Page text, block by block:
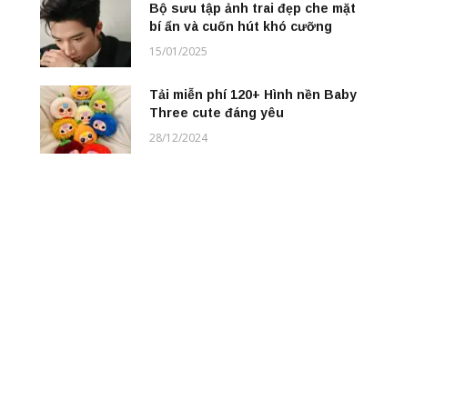
Bộ sưu tập ảnh trai đẹp che mặt
bí ẩn và cuốn hút khó cưỡng
15/01/2025
Tải miễn phí 120+ Hình nền Baby
Three cute đáng yêu
28/12/2024